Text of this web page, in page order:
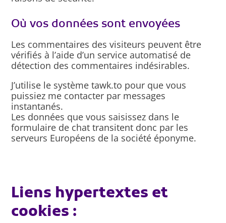
Où vos données sont envoyées
Les commentaires des visiteurs peuvent être
vérifiés à l’aide d’un service automatisé de
détection des commentaires indésirables.
J’utilise le système tawk.to pour que vous
puissiez me contacter par messages
instantanés.
Les données que vous saisissez dans le
formulaire de chat transitent donc par les
serveurs Européens de la société éponyme.
Liens hypertextes et
cookies :